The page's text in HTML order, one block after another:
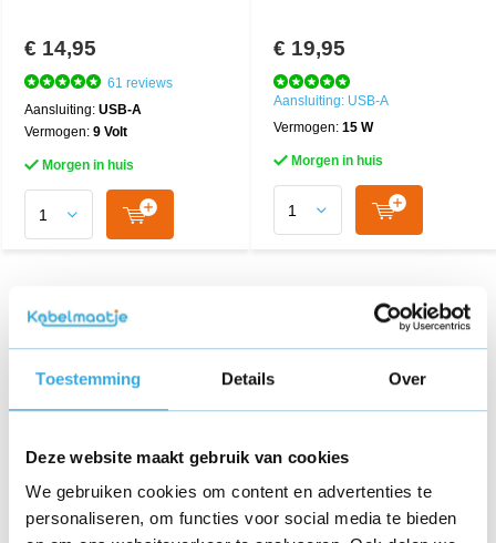
Toestemming Details Over
Deze website maakt gebruik van cookies
We gebruiken cookies om content en advertenties te
personaliseren, om functies voor social media te bieden
€ 14,95
61 reviews
Aansluiting: USB-A
Vermogen: 9 Volt
Morgen in huis
€ 19,95
Aansluiting: USB-A
Vermogen: 15 W
Morgen in huis